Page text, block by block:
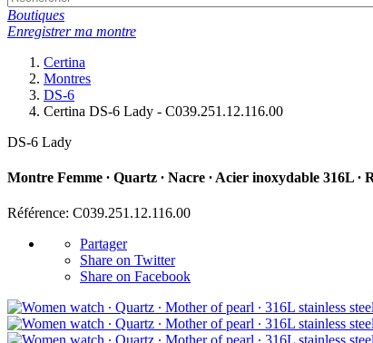
Boutiques
Enregistrer ma montre
Certina
Montres
DS-6
Certina DS-6 Lady - C039.251.12.116.00
DS-6 Lady
Montre Femme ∙ Quartz ∙ Nacre ∙ Acier inoxydable 316L ∙
Référence: C039.251.12.116.00
Partager
Share on Twitter
Share on Facebook